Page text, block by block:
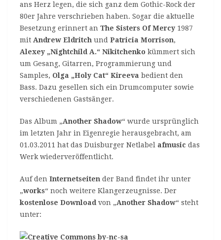
ans Herz legen, die sich ganz dem Gothic-Rock der
80er Jahre verschrieben haben. Sogar die aktuelle
Besetzung erinnert an The Sisters Of Mercy 1987
mit Andrew Eldritch und Patricia Morrison,
Alexey „Nightchild A.“ Nikitchenko kümmert sich
um Gesang, Gitarren, Programmierung und
Samples, Olga „Holy Cat“ Kireeva bedient den
Bass. Dazu gesellen sich ein Drumcomputer sowie
verschiedenen Gastsänger.
Das Album „Another Shadow“ wurde ursprünglich
im letzten Jahr in Eigenregie herausgebracht, am
01.03.2011 hat das Duisburger Netlabel afmusic das
Werk wiederveröffentlicht.
Auf den Internetseiten der Band findet ihr unter
„works“ noch weitere Klangerzeugnisse. Der
kostenlose Download von „Another Shadow“ steht
unter: